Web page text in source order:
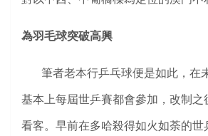
為羽毛球突破高興
筆者老本行乒乓球便是如此，在
基本上每屆世乒賽都會參加，改制之
看客。早前在多哈殺得如火如荼的世